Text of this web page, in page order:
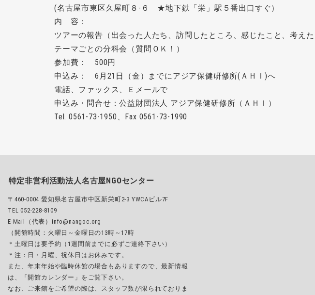
(名古屋市東区久屋町８-６ ★地下鉄「栄」駅５番出口すぐ）
内 容：
ツアーの報告（出会った人たち、訪問したところ、感じたこと、考えた
テーマごとの分科会（質問ＯＫ！）
参加費： 500円
申込み： 6月21日（金）までにアジア保健研修所(ＡＨＩ)へ
電話、ファックス、Ｅメールで
申込み・問合せ：公益財団法人 アジア保健研修所（ＡＨＩ）
Tel. 0561-73-1950、Fax 0561-73-1990
特定非営利活動法人名古屋NGOセンター
〒460-0004 愛知県名古屋市中区新栄町2-3 YWCAビル7F
TEL 052-228-8109
E-Mail（代表）info@nangoc.org
（開館時間：火曜日～金曜日の13時～17時
＊土曜日は要予約（1週間前までに必ずご連絡下さい）
＊注：日・月曜、祝休日はお休みです。
また、年末年始や臨時休館の場合もありますので、最新情報
は、「開館カレンダー」をご覧下さい。
なお、ご来館をご希望の際は、スタッフ数が限られておりま